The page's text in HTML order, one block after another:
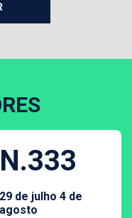
N.333
29 de julho 4 de
agosto